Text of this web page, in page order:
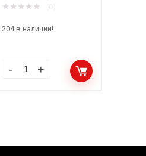
★ ★ ★ ★ ★
204 в наличии!